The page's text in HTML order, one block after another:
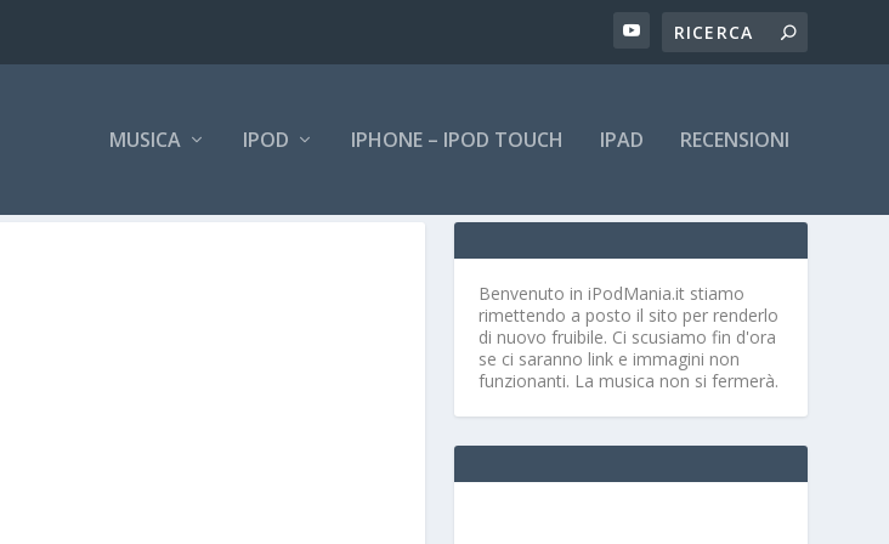
MUSICA IPOD IPHONE – IPOD TOUCH IPAD RECENSIONI
Benvenuto in iPodMania.it stiamo
rimettendo a posto il sito per renderlo
di nuovo fruibile. Ci scusiamo fin d'ora
se ci saranno link e immagini non
funzionanti. La musica non si fermerà.